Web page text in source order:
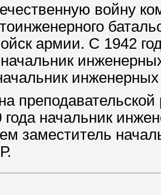
войну
армии. С 1942
начальник
заместитель